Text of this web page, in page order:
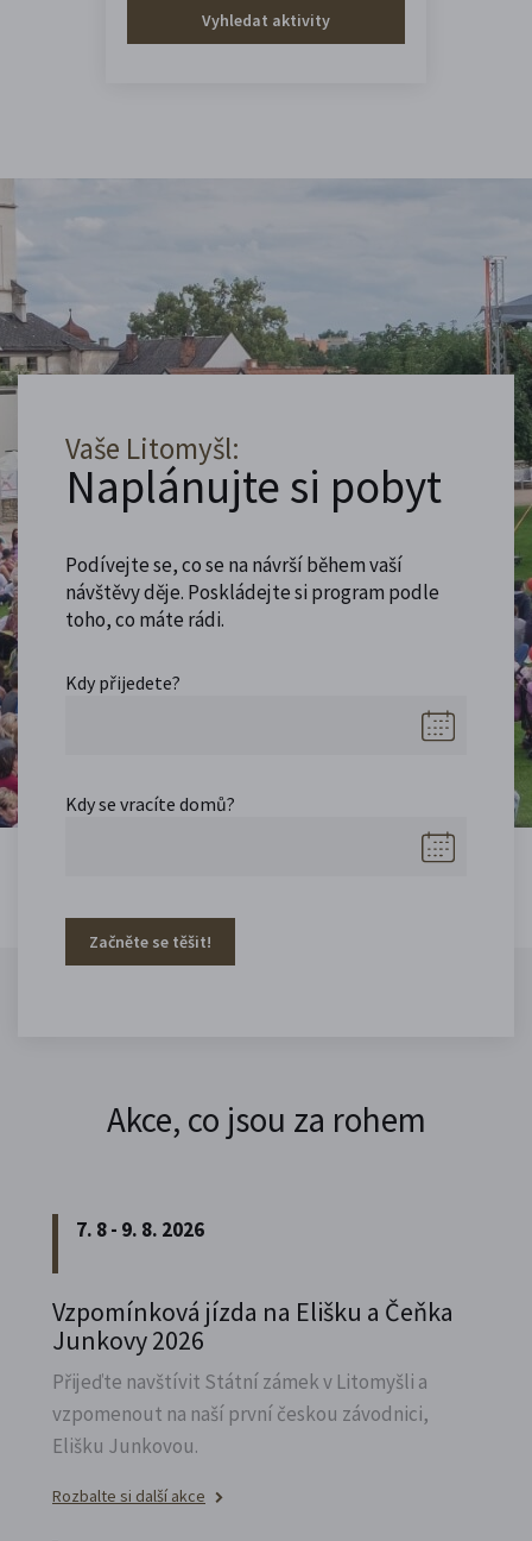
Vyhledat aktivity
Vaše Litomyšl:
Naplánujte si pobyt
Podívejte se, co se na návrší během vaší
návštěvy děje. Poskládejte si program podle
toho, co máte rádi.
Kdy přijedete?
Kdy se vracíte domů?
Začněte se těšit!
Akce, co jsou za rohem
7. 8 - 9. 8. 2026
Vzpomínková jízda na Elišku a Čeňka
Junkovy 2026
Přijeďte navštívit Státní zámek v Litomyšli a
vzpomenout na naší první českou závodnici,
Elišku Junkovou.
Rozbalte si další akce